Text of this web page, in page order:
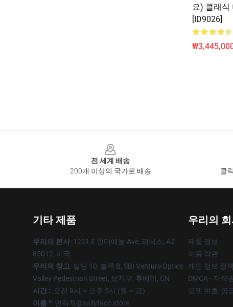
요) 클래식
[ID9026]
전 세계 배송
200개 이상의 국가로 배송
클
기타 제품
우리의 본사: 1221 E 인디애놀 Ave, 피닉스, AZ
85012, 미국
우리의 창고: 빌딩 10, 블록 B, SBI Venture Optics
Valley Pedestrian Street, 보저우, 후베이, CN
시간 :: 오전 9시 ~ 오후 5시 (월 ~ 금)
이름 *: 연락처@sallyface.store
우리의
제품 정보
이용 약관
개인 정보 정책
DMCA - 저작
모델 번호: 공